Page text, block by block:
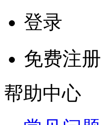
登录
免费注册
帮助中心